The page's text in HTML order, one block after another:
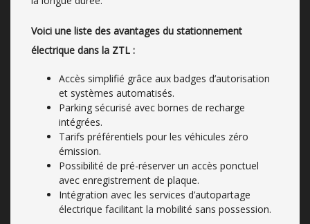
Voici une liste des avantages du stationnement
électrique dans la ZTL :
Accès simplifié grâce aux badges d’autorisation
et systèmes automatisés.
Parking sécurisé avec bornes de recharge
intégrées.
Tarifs préférentiels pour les véhicules zéro
émission.
Possibilité de pré-réserver un accès ponctuel
avec enregistrement de plaque.
Intégration avec les services d’autopartage
électrique facilitant la mobilité sans possession.